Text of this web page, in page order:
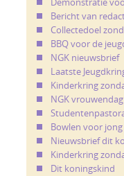
Bericht van
Collectedoel
BBQ voor de
NGK nieuwsbrief
Laatste
Kinderkring
NGK
Bowlen voor
Nieuwsbrief dit
Kinderkring
Dit koningskind